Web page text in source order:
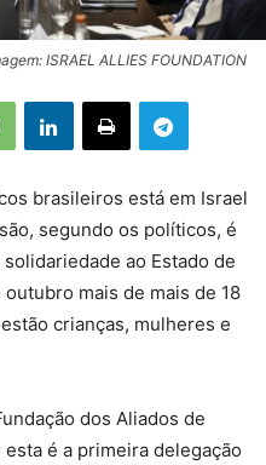
ISRAEL ALLIES FOUNDATION
brasileiros está em Israel
segundo os políticos, é
ao Estado de
mais de mais de 18
crianças, mulheres e
dos Aliados de
é a primeira delegação